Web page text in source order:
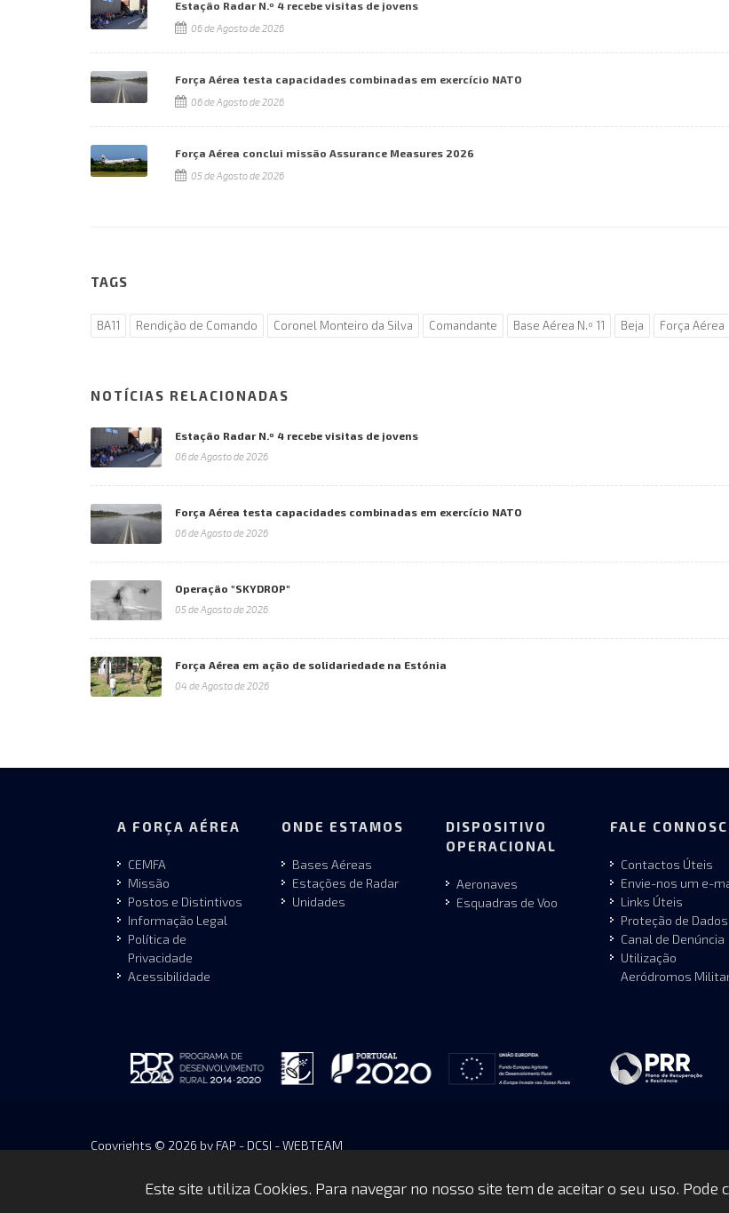
Estação Radar N.º 4 recebe visitas de jovens
06 de Agosto de 2026
Força Aérea testa capacidades combinadas em exercício NATO
06 de Agosto de 2026
Força Aérea conclui missão Assurance Measures 2026
05 de Agosto de 2026
TAGS
BA11 Rendição de Comando Coronel Monteiro da Silva Comandante Base Aérea N.º 11 Beja Força Aérea
NOTÍCIAS RELACIONADAS
Estação Radar N.º 4 recebe visitas de jovens
06 de Agosto de 2026
Força Aérea testa capacidades combinadas em exercício NATO
06 de Agosto de 2026
Operação "SKYDROP"
05 de Agosto de 2026
Força Aérea em ação de solidariedade na Estónia
04 de Agosto de 2026
A FORÇA AÉREA
CEMFA
Missão
Postos e Distintivos
Informação Legal
Política de
Privacidade
Acessibilidade
ONDE ESTAMOS
Bases Aéreas
Estações de Radar
Unidades
DISPOSITIVO
OPERACIONAL
Aeronaves
Esquadras de Voo
FALE
Contactos Úteis
Envie-nos um e-
Links Úteis
Proteção de Dados
Canal de Denúncia
Utilização
Aeródromos
Copyrights © 2026 by FAP - DCSI - WEBTEAM
Este site utiliza Cookies. Para navegar no nosso site tem de aceitar o seu uso. Pode